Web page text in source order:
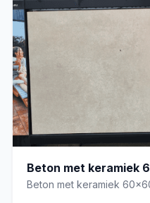
Beton met keramiek
Beton met keramiek